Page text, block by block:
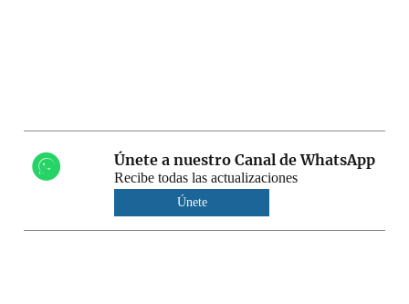
Únete a nuestro Canal de WhatsApp
Recibe todas las actualizaciones
Únete